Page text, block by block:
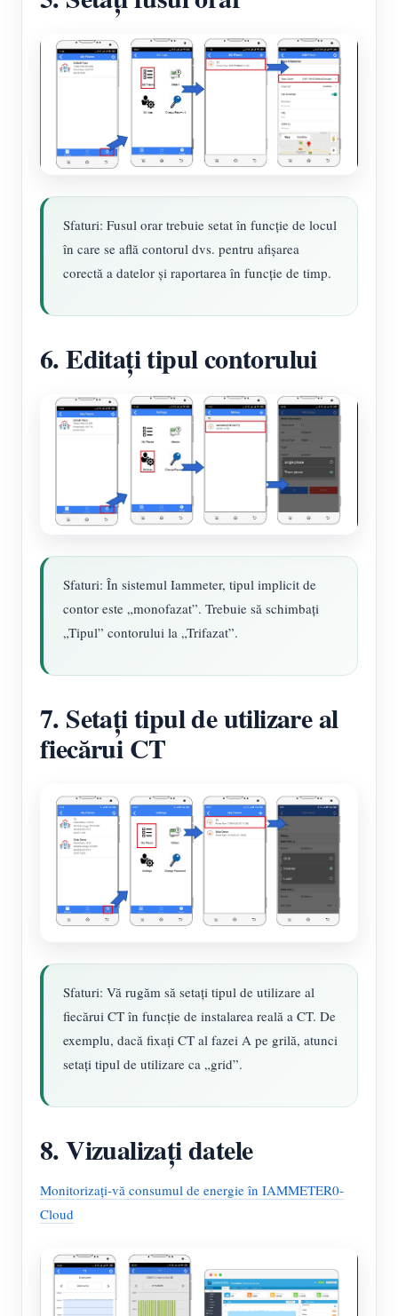
Sfaturi: Fusul orar trebuie setat în funcție de locul
în care se află contorul dvs. pentru afișarea
corectă a datelor și raportarea în funcție de timp.
6. Editați tipul contorului
Sfaturi: În sistemul Iammeter, tipul implicit de
contor este „monofazat”. Trebuie să schimbați
„Tipul” contorului la „Trifazat”.
7. Setați tipul de utilizare al
fiecărui CT
Sfaturi: Vă rugăm să setați tipul de utilizare al
fiecărui CT în funcție de instalarea reală a CT. De
exemplu, dacă fixați CT al fazei A pe grilă, atunci
setați tipul de utilizare ca „grid”.
8. Vizualizați datele
Monitorizați-vă consumul de energie în IAMMETER0-
Cloud